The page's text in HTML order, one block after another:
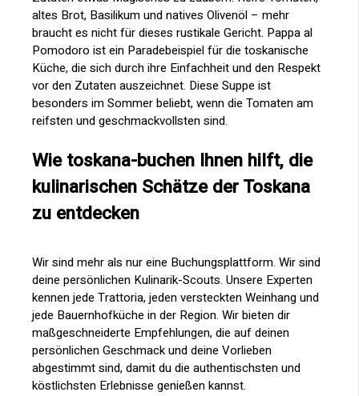
altes Brot, Basilikum und natives Olivenöl – mehr
braucht es nicht für dieses rustikale Gericht. Pappa al
Pomodoro ist ein Paradebeispiel für die toskanische
Küche, die sich durch ihre Einfachheit und den Respekt
vor den Zutaten auszeichnet. Diese Suppe ist
besonders im Sommer beliebt, wenn die Tomaten am
reifsten und geschmackvollsten sind.
Wie toskana-buchen Ihnen hilft, die
kulinarischen Schätze der Toskana
zu entdecken
Wir sind mehr als nur eine Buchungsplattform. Wir sind
deine persönlichen Kulinarik-Scouts. Unsere Experten
kennen jede Trattoria, jeden versteckten Weinhang und
jede Bauernhofküche in der Region. Wir bieten dir
maßgeschneiderte Empfehlungen, die auf deinen
persönlichen Geschmack und deine Vorlieben
abgestimmt sind, damit du die authentischsten und
köstlichsten Erlebnisse genießen kannst.